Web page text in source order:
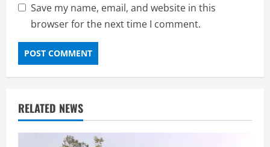
Save my name, email, and website in this
browser for the next time I comment.
RELATED NEWS